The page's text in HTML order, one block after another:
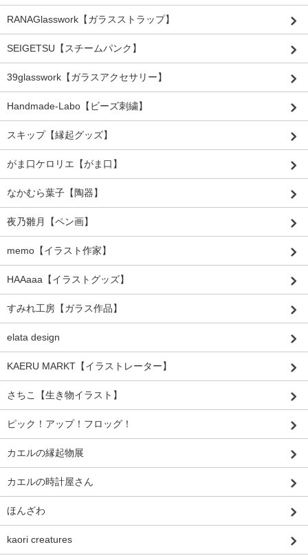
RANAGlasswork【ガラスストラップ】
SEIGETSU【スチームパンク】
39glasswork【ガラスアクセサリー】
Handmade-Labo【ビーズ刺繍】
スキップ【縁起グッズ】
がま口ケロリエ【がま口】
なかむら葉子【陶器】
夜乃雛月【ペン画】
memo【イラスト作家】
HAAaaa【イラストグッズ】
すみれ工房【ガラス作品】
elata design
KAERU MARKT【イラストレーター】
さちこ【生き物イラスト】
ピック！アップ！フロッグ！
カエルの縁起物展
カエルの時計屋さん
ほんざわ
kaori creatures